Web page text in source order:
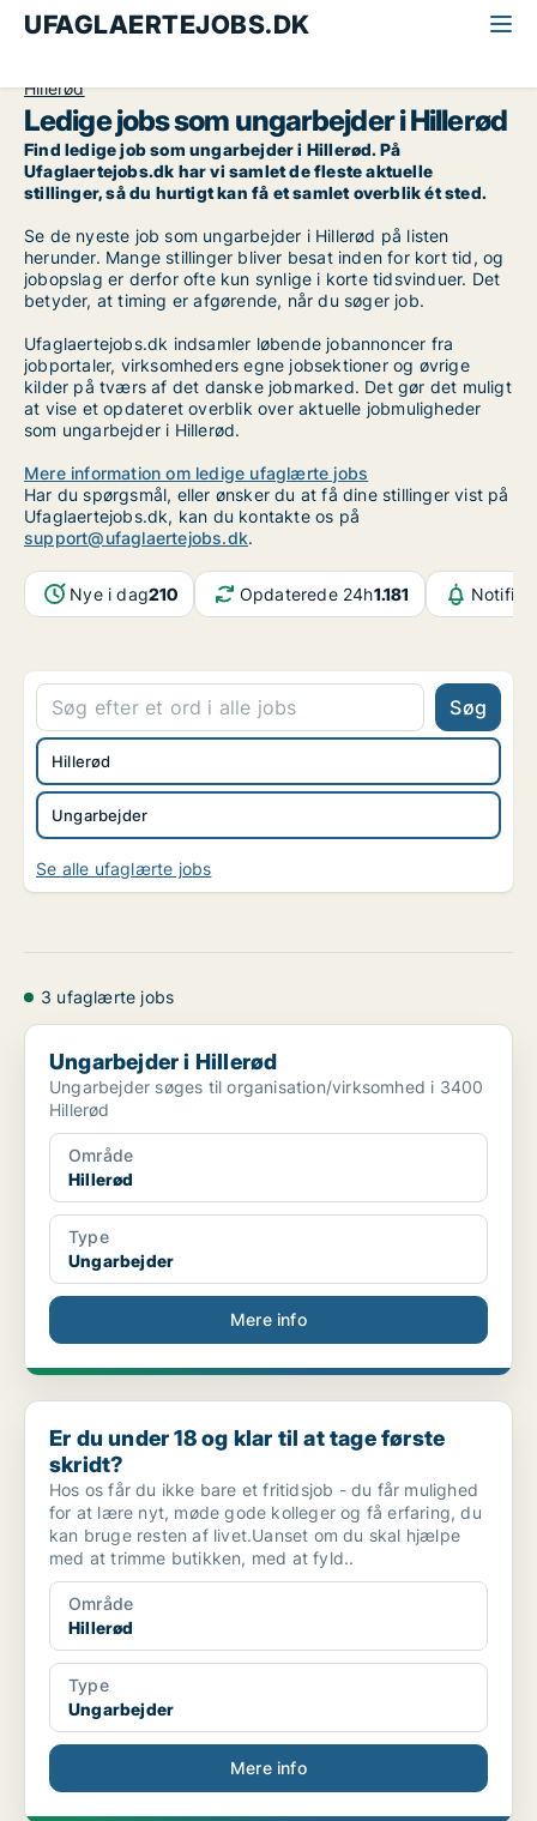
UFAGLAERTEJOBS.DK
Hillerød
Ledige jobs som ungarbejder i Hillerød
Find ledige job som ungarbejder i Hillerød. På
Ufaglaertejobs.dk har vi samlet de fleste aktuelle
stillinger, så du hurtigt kan få et samlet overblik ét sted.
Se de nyeste job som ungarbejder i Hillerød på listen
herunder. Mange stillinger bliver besat inden for kort tid, og
jobopslag er derfor ofte kun synlige i korte tidsvinduer. Det
betyder, at timing er afgørende, når du søger job.
Ufaglaertejobs.dk indsamler løbende jobannoncer fra
jobportaler, virksomheders egne jobsektioner og øvrige
kilder på tværs af det danske jobmarked. Det gør det muligt
at vise et opdateret overblik over aktuelle jobmuligheder
som ungarbejder i Hillerød.
Mere information om ledige ufaglærte jobs
Har du spørgsmål, eller ønsker du at få dine stillinger vist på
Ufaglaertejobs.dk, kan du kontakte os på
support@ufaglaertejobs.dk.
Nye i dag210 Opdaterede 24h1.181
Søg
Ungarbejder
Hillerød
Se alle ufaglærte jobs
3 ufaglærte jobs
Ungarbejder i Hillerød
Ungarbejder i Hillerød
Ungarbejder søges til organisation/virksomhed i 3400
Hillerød
Område
Hillerød
Type
Ungarbejder
Mere info
Er du under 18 og klar til at tage første skridt?
Er du under 18 og klar til at tage første
skridt?
Hos os får du ikke bare et fritidsjob - du får mulighed
for at lære nyt, møde gode kolleger og få erfaring, du
kan bruge resten af livet.Uanset om du skal hjælpe
med at trimme butikken, med at fyld..
Område
Hillerød
Type
Ungarbejder
Mere info